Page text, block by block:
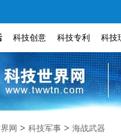
科技创意 科技专利 科技
网 > 科技军事 > 海战武器